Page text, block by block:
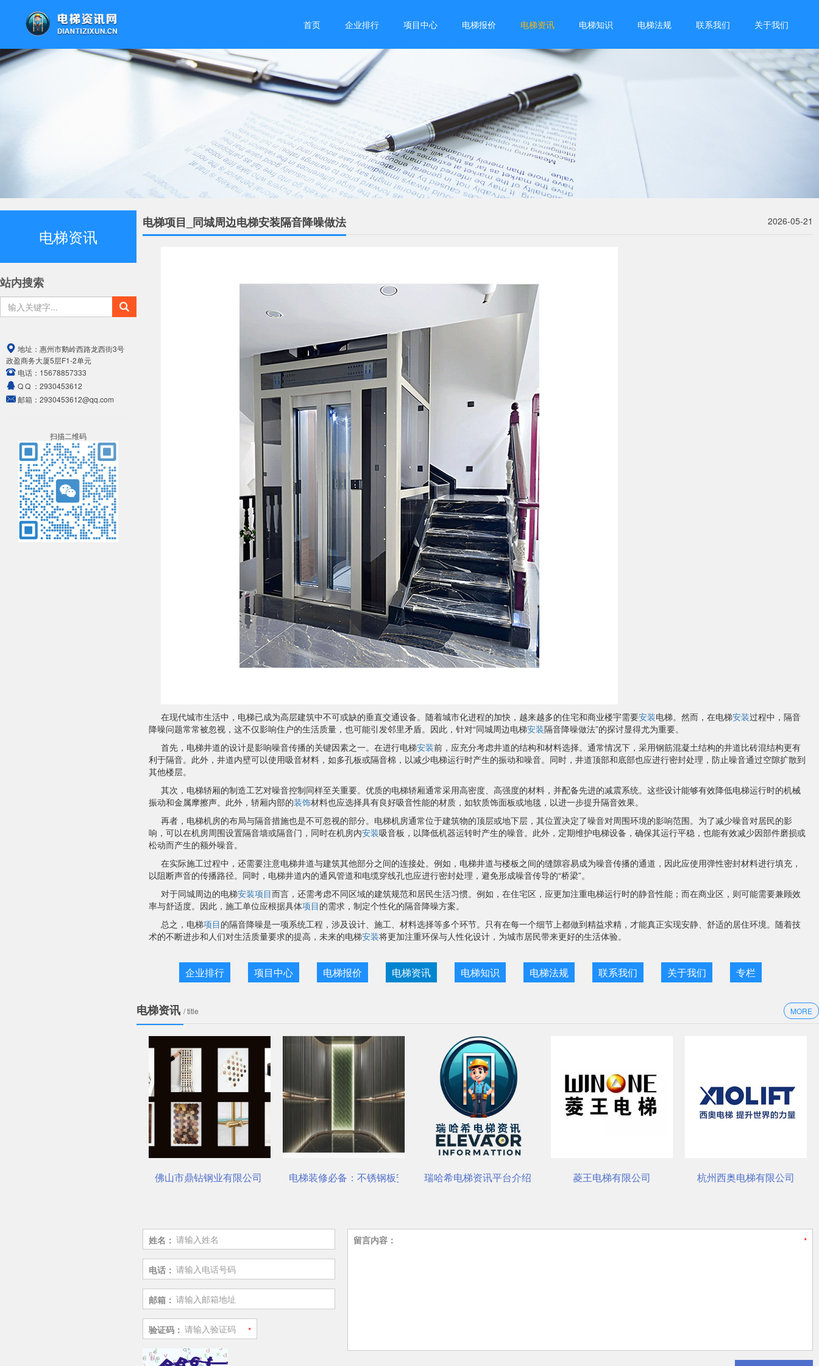
首页 企业排行 项目中心 电梯报价 电梯资讯 电梯知识 电梯法规 联系我们 关于我们
电梯资讯
站内搜索
地址： 惠州市鹅岭西路龙西街3号
政盈商务大厦5层F1-2单元
电话： 15678857333
Q Q ： 2930453612
邮箱： 2930453612@qq.com
扫描二维码
电梯项目_同城周边电梯安装隔音降噪做法 2026-05-21
在现代城市生活中，电梯已成为高层建筑中不可或缺的垂直交通设备。随着城市化进程的加快，越来越多的住宅和商业楼宇需要安装电梯。然而，在电梯安装过程中，隔音
降噪问题常常被忽视，这不仅影响住户的生活质量，也可能引发邻里矛盾。因此，针对“同城周边电梯安装隔音降噪做法”的探讨显得尤为重要。
首先，电梯井道的设计是影响噪音传播的关键因素之一。在进行电梯安装前，应充分考虑井道的结构和材料选择。通常情况下，采用钢筋混凝土结构的井道比砖混结构更有
利于隔音。此外，井道内壁可以使用吸音材料，如多孔板或隔音棉，以减少电梯运行时产生的振动和噪音。同时，井道顶部和底部也应进行密封处理，防止噪音通过空隙扩散到
其他楼层。
其次，电梯轿厢的制造工艺对噪音控制同样至关重要。优质的电梯轿厢通常采用高密度、高强度的材料，并配备先进的减震系统。这些设计能够有效降低电梯运行时的机械
振动和金属摩擦声。此外，轿厢内部的装饰材料也应选择具有良好吸音性能的材质，如软质饰面板或地毯，以进一步提升隔音效果。
再者，电梯机房的布局与隔音措施也是不可忽视的部分。电梯机房通常位于建筑物的顶层或地下层，其位置决定了噪音对周围环境的影响范围。为了减少噪音对居民的影
响，可以在机房周围设置隔音墙或隔音门，同时在机房内安装吸音板，以降低机器运转时产生的噪音。此外，定期维护电梯设备，确保其运行平稳，也能有效减少因部件磨损或
松动而产生的额外噪音。
在实际施工过程中，还需要注意电梯井道与建筑其他部分之间的连接处。例如，电梯井道与楼板之间的缝隙容易成为噪音传播的通道，因此应使用弹性密封材料进行填充，
以阻断声音的传播路径。同时，电梯井道内的通风管道和电缆穿线孔也应进行密封处理，避免形成噪音传导的“桥梁”。
对于同城周边的电梯安装项目而言，还需考虑不同区域的建筑规范和居民生活习惯。例如，在住宅区，应更加注重电梯运行时的静音性能；而在商业区，则可能需要兼顾效
率与舒适度。因此，施工单位应根据具体项目的需求，制定个性化的隔音降噪方案。
总之，电梯项目的隔音降噪是一项系统工程，涉及设计、施工、材料选择等多个环节。只有在每一个细节上都做到精益求精，才能真正实现安静、舒适的居住环境。随着技
术的不断进步和人们对生活质量要求的提高，未来的电梯安装将更加注重环保与人性化设计，为城市居民带来更好的生活体验。
企业排行 项目中心 电梯报价 电梯资讯 电梯知识 电梯法规 联系我们 关于我们 专栏
电梯资讯 / title MORE
不锈钢电梯装潢，你真的选对了吗？佛山市鼎钻钢业有限公司，一站式选材中心 | 电梯装饰
电梯装修必备：不锈钢板安装与养护要点瑞哈希电梯资讯平台介绍 菱王电梯有限公司 杭州西奥电梯有限公司
姓名：
电话：
邮箱：
验证码：
留言内容：